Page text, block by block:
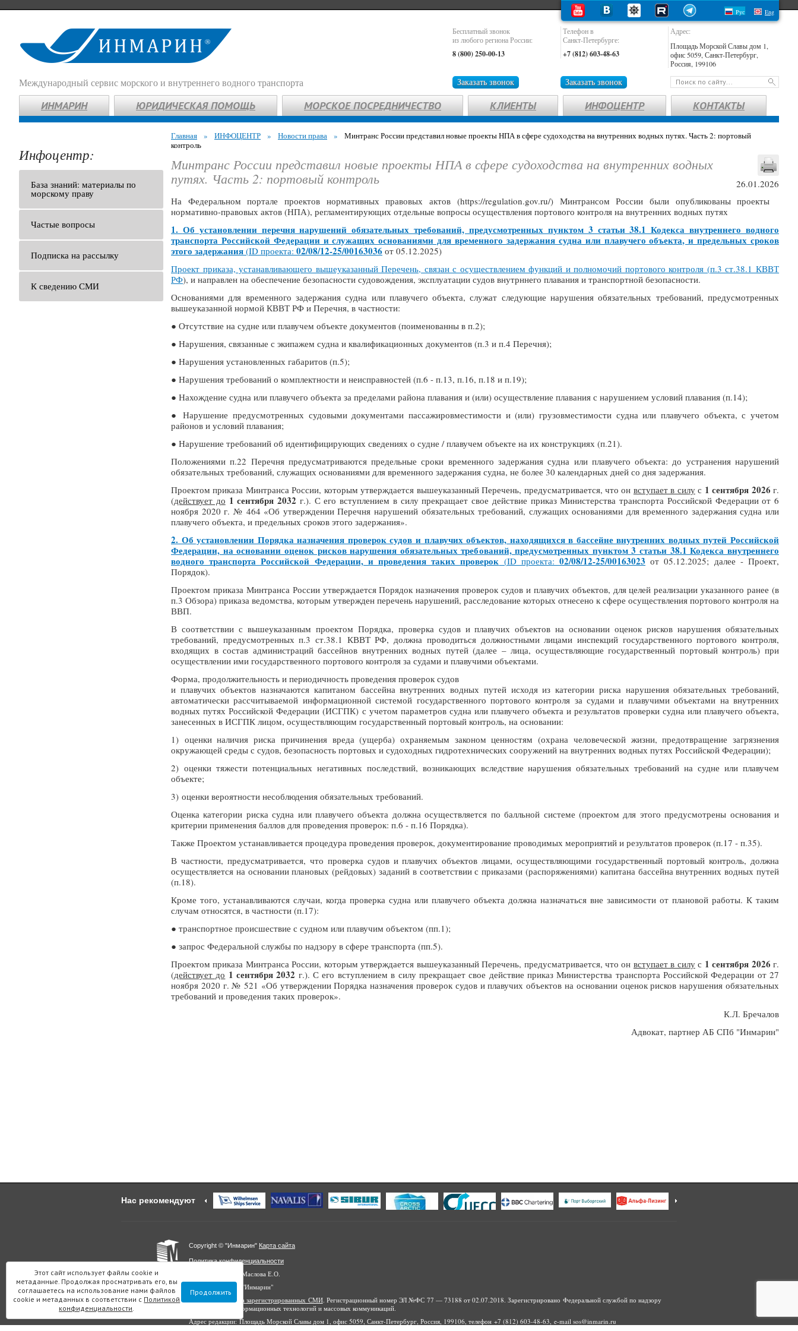
Рус Eng
Бесплатный звонок
из любого региона России:
8 (800) 250-00-13
Телефон в
Санкт-Петербурге:
+7 (812) 603-48-63
Адрес:
Площадь Морской Славы дом 1,
офис 5059, Санкт-Петербург,
Россия, 199106
Международный сервис морского и внутреннего водного транспорта Заказать звонок Заказать звонок
ИНМАРИН ЮРИДИЧЕСКАЯ ПОМОЩЬ МОРСКОЕ ПОСРЕДНИЧЕСТВО КЛИЕНТЫ ИНФОЦЕНТР КОНТАКТЫ
Инфоцентр:
База знаний: материалы по
морскому праву
Частые вопросы
Подписка на рассылку
К сведению СМИ
Главная » ИНФОЦЕНТР » Новости права »
Минтранс России представил новые проекты НПА в сфере судоходства на внутренних водных путях. Часть 2: портовый
контроль
26.01.2026
Минтранс России представил новые проекты НПА в сфере судоходства на внутренних водных
путях. Часть 2: портовый контроль
На Федеральном портале проектов нормативных правовых актов (https://regulation.gov.ru/) Минтрансом России были опубликованы проекты
нормативно-правовых актов (НПА), регламентирующих отдельные вопросы осуществления портового контроля на внутренних водных путях
1. Об установлении перечня нарушений обязательных требований, предусмотренных пунктом 3 статьи 38.1 Кодекса внутреннего водного
транспорта Российской Федерации и служащих основаниями для временного задержания судна или плавучего объекта, и предельных сроков
этого задержания (ID проекта: 02/08/12-25/00163036 от 05.12.2025)
Проект приказа, устанавливающего вышеуказанный Перечень, связан с осуществлением функций и полномочий портового контроля (п.3 ст.38.1 КВВТ
РФ), и направлен на обеспечение безопасности судовождения, эксплуатации судов внутрннего плавания и транспортной безопасности.
Основаниями для временного задержания судна или плавучего объекта, служат следующие нарушения обязательных требований, предусмотренных
вышеуказанной нормой КВВТ РФ и Перечня, в частности:
● Отсутствие на судне или плавучем объекте документов (поименованны в п.2);
● Нарушения, связанные с экипажем судна и квалификационных документов (п.3 и п.4 Перечня);
● Нарушения установленных габаритов (п.5);
● Нарушения требований о комплектности и неисправностей (п.6 - п.13, п.16, п.18 и п.19);
● Нахождение судна или плавучего объекта за пределами района плавания и (или) осуществление плавания с нарушением условий плавания (п.14);
● Нарушение предусмотренных судовыми документами пассажировместимости и (или) грузовместимости судна или плавучего объекта, с учетом
районов и условий плавания;
● Нарушение требований об идентифицирующих сведениях о судне / плавучем объекте на их конструкциях (п.21).
Положениями п.22 Перечня предусматриваются предельные сроки временного задержания судна или плавучего объекта: до устранения нарушений
обязательных требований, служащих основаниями для временного задержания судна, не более 30 календарных дней со дня задержания.
Проектом приказа Минтранса России, которым утверждается вышеуказанный Перечень, предусматривается, что он вступает в силус 1 сентября 2026 г.
(действует до 1 сентября 2032 г.). С его вступлением в силу прекращает свое действие приказ Министерства транспорта Российской Федерации от 6
ноября 2020 г. № 464 «Об утверждении Перечня нарушений обязательных требований, служащих основаниями для временного задержания судна или
плавучего объекта, и предельных сроков этого задержания».
2. Об установлении Порядка назначения проверок судов и плавучих объектов, находящихся в бассейне внутренних водных путей Российской
Федерации, на основании оценок рисков нарушения обязательных требований, предусмотренных пунктом 3 статьи 38.1 Кодекса внутреннего
водного транспорта Российской Федерации, и проведения таких проверок (ID проекта:02/08/12-25/00163023 от 05.12.2025; далее - Проект,
Порядок).
Проектом приказа Минтранса России утверждается Порядок назначения проверок судов и плавучих объектов, для целей реализации указанного ранее (в
п.3 Обзора) приказа ведомства, которым утвержден перечень нарушений, расследование которых отнесено к сфере осуществления портового контроля на
ВВП.
В соответствии с вышеуказанным проектом Порядка, проверка судов и плавучих объектов на основании оценок рисков нарушения обязательных
требований, предусмотренных п.3 ст.38.1 КВВТ РФ, должна проводиться должностными лицами инспекций государственного портового контроля,
входящих в состав администраций бассейнов внутренних водных путей (далее – лица, осуществляющие государственный портовый контроль) при
осуществлении ими государственного портового контроля за судами и плавучими объектами.
Форма, продолжительность и периодичность проведения проверок судов
и плавучих объектов назначаются капитаном бассейна внутренних водных путей исходя из категории риска нарушения обязательных требований,
автоматически рассчитываемой информационной системой государственного портового контроля за судами и плавучими объектами на внутренних
водных путях Российской Федерации (ИСГПК) с учетом параметров судна или плавучего объекта и результатов проверки судна или плавучего объекта,
занесенных в ИСГПК лицом, осуществляющим государственный портовый контроль, на основании:
1) оценки наличия риска причинения вреда (ущерба) охраняемым законом ценностям (охрана человеческой жизни, предотвращение загрязнения
окружающей среды с судов, безопасность портовых и судоходных гидротехнических сооружений на внутренних водных путях Российской Федерации);
2) оценки тяжести потенциальных негативных последствий, возникающих вследствие нарушения обязательных требований на судне или плавучем
объекте;
3) оценки вероятности несоблюдения обязательных требований.
Оценка категории риска судна или плавучего объекта должна осуществляется по балльной системе (проектом для этого предусмотрены основания и
критерии применения баллов для проведения проверок: п.6 - п.16 Порядка).
Также Проектом устанавливается процедура проведения проверок, документирование проводимых мероприятий и результатов проверок (п.17 - п.35).
В частности, предусматривается, что проверка судов и плавучих объектов лицами, осуществляющими государственный портовый контроль, должна
осуществляется на основании плановых (рейдовых) заданий в соответствии с приказами (распоряжениями) капитана бассейна внутренних водных путей
(п.18).
Кроме того, устанавливаются случаи, когда проверка судна или плавучего объекта должна назначаться вне зависимости от плановой работы. К таким
случам относятся, в частности (п.17):
● транспортное происшествие с судном или плавучим объектом (пп.1);
● запрос Федеральной службы по надзору в сфере транспорта (пп.5).
Проектом приказа Минтранса России, которым утверждается вышеуказанный Перечень, предусматривается, что он вступает в силус 1 сентября 2026 г.
(действует до 1 сентября 2032 г.). С его вступлением в силу прекращает свое действие приказ Министерства транспорта Российской Федерации от 27
ноября 2020 г. № 521 «Об утверждении Порядка назначения проверок судов и плавучих объектов на основании оценок рисков нарушения обязательных
требований и проведения таких проверок».
К.Л. Бречалов
Адвокат, партнер АБ СПб "Инмарин"
Этот сайт использует файлы cookie и
метаданные. Продолжая просматривать его, вы
соглашаетесь на использование нами файлов
cookie и метаданных в соответствии с Политикой
конфиденциальности.
Продолжить
Нас рекомендуют
Copyright © "Инмарин" Карта сайта
Политика конфиденциальности
Главный редактор Маслова Е.О.
Учредитель: ООО "Инмарин"
Выписка из реестра зарегистрированных СМИ. Регистрационный номер ЭЛ №ФС 77 — 73188 от 02.07.2018. Зарегистрировано Федеральной службой по надзору
в сфере связи, информационных технологий и массовых коммуникаций.
Адрес редакции: Площадь Морской Славы дом 1, офис 5059, Санкт-Петербург, Россия, 199106, телефон +7 (812) 603-48-63, e-mail sos@inmarin.ru